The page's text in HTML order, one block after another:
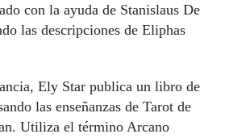
con la ayuda de Stanislaus De
las descripciones de Eliphas
Ely Star publica un libro de
las enseñanzas de Tarot de
Utiliza el término Arcano